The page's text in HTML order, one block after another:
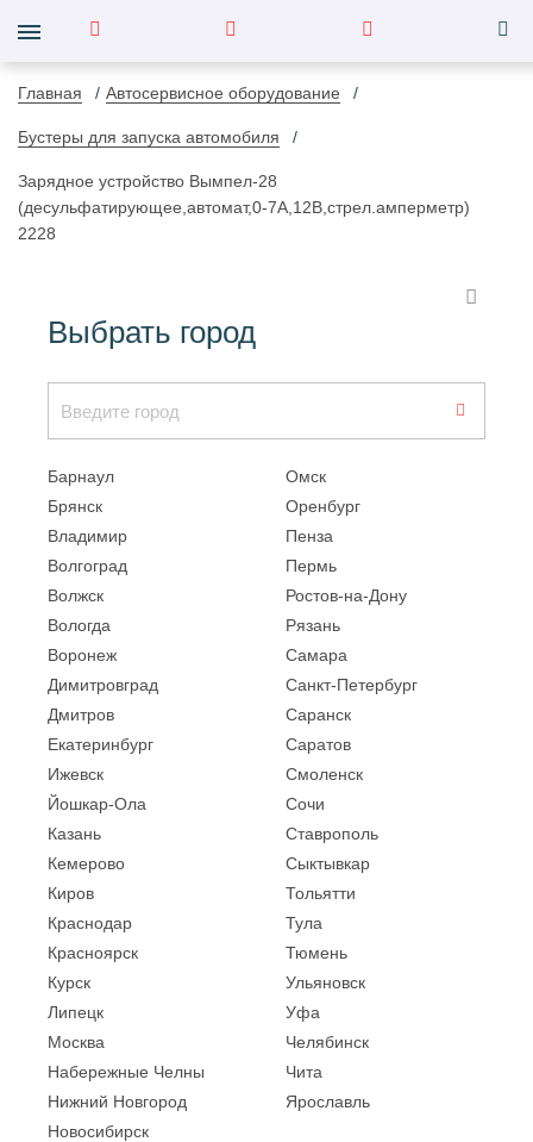
Главная Автосервисное оборудование
Бустеры для запуска автомобиля
Зарядное устройство Вымпел-28
(десульфатирующее,автомат,0-7А,12В,стрел.амперметр)
2228
Выбрать город
Барнаул
Брянск
Владимир
Волгоград
Волжск
Вологда
Воронеж
Димитровград
Дмитров
Екатеринбург
Ижевск
Йошкар-Ола
Казань
Кемерово
Киров
Краснодар
Красноярск
Курск
Липецк
Москва
Набережные Челны
Нижний Новгород
Новосибирск
Омск
Оренбург
Пенза
Пермь
Ростов-на-Дону
Рязань
Самара
Санкт-Петербург
Саранск
Саратов
Смоленск
Сочи
Ставрополь
Сыктывкар
Тольятти
Тула
Тюмень
Ульяновск
Уфа
Челябинск
Чита
Ярославль